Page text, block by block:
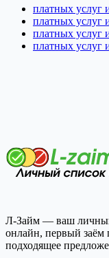
платных услуг
платных услуг
платных услуг
платных услуг
Л-Займ — ваш
онлайн, первый заём
подходящее